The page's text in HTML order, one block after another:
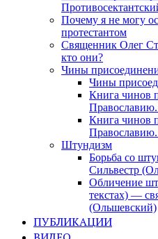
Почему я не могу
протестантом
Священник Олег
кто они?
Чины
Чины
Книга чинов
Православию.
Книга чинов
Православию.
Штундизм
Борьба со
Сильвестр
Обличение
текстах) —
(Ольшевский)
ПУБЛИКАЦИИ